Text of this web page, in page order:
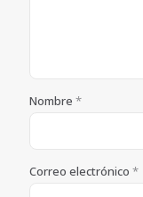
Nombre *
Correo electrónico *